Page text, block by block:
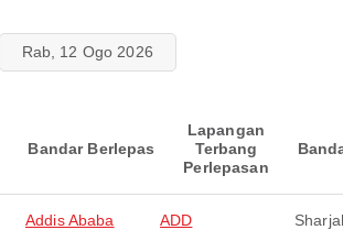
Rab, 12 Ogo 2026
Bandar Berlepas
Lapangan
Terbang
Perlepasan
Addis Ababa ADD